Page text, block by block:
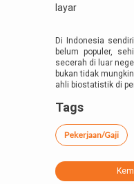
Di Indonesia
belum populer,
secerah di luar
bukan tidak
ahli biostatistik di
Tags
Pekerjaan/Gaji